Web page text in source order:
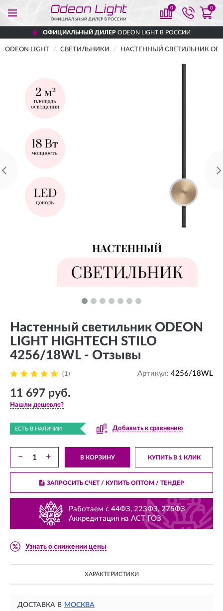
0 0
ОФИЦИАЛЬНЫЙ ДИЛЕР ODEON LIGHT В РОССИИ
ODEON LIGHT СВЕТИЛЬНИКИ НАСТЕННЫЙ СВЕТИЛЬНИК
Настенный светильник ODEON
LIGHT HIGHTECH STILO
4256/18WL - Отзывы
(1) Артикул: 4256/18WL
11 697 руб.
Нашли дешевле?
ЕСТЬ В НАЛИЧИИ Добавить к сравнению
− + В КОРЗИНУ КУПИТЬ В 1 КЛИК
ЗАПРОСИТЬ СЧЕТ / КУПИТЬ ОПТОМ/ ТЕНДЕР
Работаем с 44ФЗ, 223ФЗ, 275ФЗ
Аккредитация на АСТ ГОЗ
Узнать о снижении цены
ХАРАКТЕРИСТИКИ
ДОСТАВКА В МОСКВА